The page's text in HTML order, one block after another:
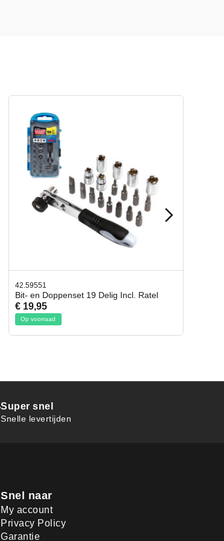
42.65998
Afbreekmes 2 stuks
€ 10,95
Op voorraad
Super snel
Snelle levertijden
Snel naar
My account
Privacy Policy
Garantie